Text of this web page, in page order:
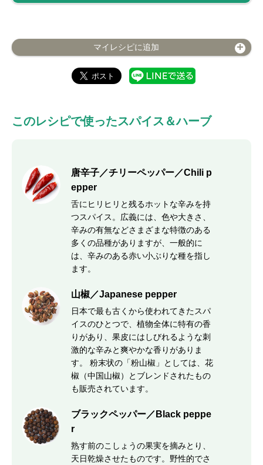
マイレシピに追加
このレシピで使ったスパイス＆ハーブ
唐辛子／チリーペッパー／Chili p
epper
舌にヒリヒリと残るホットな辛みを持
つスパイス。広義には、色や大きさ、
辛みの有無などさまざまな特徴のある
多くの品種がありますが、一般的に
は、辛みのある赤い小ぶりな種を指し
ます。
山椒／Japanese pepper
日本で最も古くから使われてきたスパ
イスのひとつで、植物全体に特有の香
りがあり、果皮にはしびれるような刺
激的な辛みと爽やかな香りがありま
す。 粉末状の「粉山椒」としては、花
椒（中国山椒）とブレンドされたもの
も販売されています。
ブラックペッパー／Black peppe
r
熟す前のこしょうの果実を摘みとり、
天日乾燥させたものです。野性的でさ